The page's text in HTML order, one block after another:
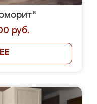
руб.